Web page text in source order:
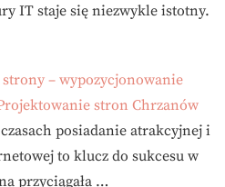
IT staje się niezwykle istotny.
– wypozycjonowanie
stron Chrzanów
posiadanie atrakcyjnej i
to klucz do sukcesu w
przyciągała …